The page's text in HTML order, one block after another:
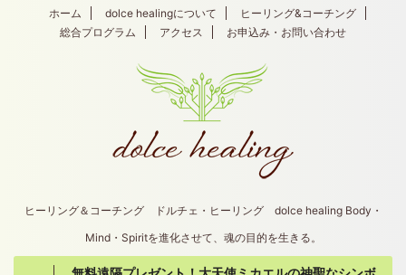
ホーム dolce healingについて
ヒーリング&コーチング
総合プログラム
アクセス お申込み・お問い合わせ
ヒーリング＆コーチング ドルチェ・ヒーリング dolce healing Body・
Mind・Spiritを進化させて、魂の目的を生きる。